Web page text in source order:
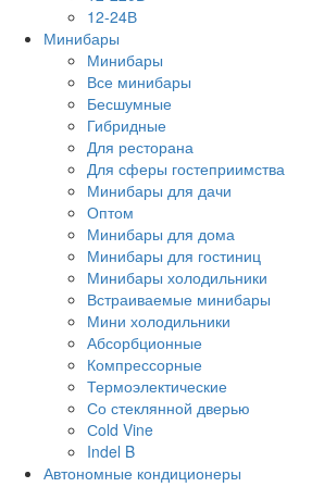
12-24В
Минибары
Минибары
Все минибары
Бесшумные
Гибридные
Для ресторана
Для сферы гостеприимства
Минибары для дачи
Оптом
Минибары для дома
Минибары для гостиниц
Минибары холодильники
Встраиваемые минибары
Мини холодильники
Абсорбционные
Компрессорные
Термоэлектические
Со стеклянной дверью
Сold Vine
Indel B
Автономные кондиционеры